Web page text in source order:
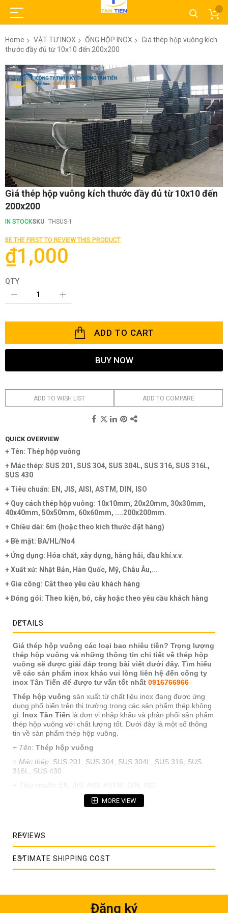
Home VẬT TƯ INOX ỐNG HỘP INOX
Giá thép hộp vuông kích
thước đầy đủ từ 10x10 đến 200x200
Skip
to
the
end
of
the
images
gallery
Skip
the
of
images
gallery
Giá thép hộp vuông kích thước đầy đủ từ 10x10 đến
200x200
IN STOCKSKU THSUS-1
BE THE FIRST TO REVIEW THIS PRODUCT
₫1,000
QTY
ADD TO CART
BUY NOW
ADD TO WISH LIST ADD TO COMPARE
QUICK OVERVIEW
+ Tên: Thép hộp vuông
+ Mác thép: SUS 201, SUS 304, SUS 304L, SUS 316, SUS 316L,
SUS 430
+ Tiêu chuẩn: EN, JIS, AISI, ASTM, DIN, ISO
+ Quy cách thép hộp vuông: 10x10mm, 20x20mm, 30x30mm,
40x40mm, 50x50mm, 60x60mm, ....200x200mm.
+ Chiều dài: 6m (hoặc theo kích thước đặt hàng)
+ Bề mặt: BA/HL/No4
+ Ứng dụng: Hóa chất, xây dựng, hàng hải, dầu khí.v.v.
+ Xuất xứ: Nhật Bản, Hàn Quốc, Mỹ, Châu Âu,...
+ Gia công: Cắt theo yêu cầu khách hàng
+ Đóng gói: Theo kiện, bó, cây hoặc theo yêu cầu khách hàng
DETAILS
Giá thép hộp vuông các loại bao nhiêu tiền? Trọng lượng
thép hộp vuông và những thông tin chi tiết về thép hộp
vuông sẽ được giải đáp trong bài viết dưới đây. Tìm hiểu
về các sản phẩm inox khác vui lòng liên hệ đến công ty
inox Tân Tiến để được tư vấn tốt nhất 0916766966
Thép hộp vuông sản xuất từ chất liệu inox đang được ứng
dụng phổ biến trên thị trường trong các sản phẩm thép không
gỉ. Inox Tân Tiến là đơn vị nhập khẩu và phân phối sản phẩm
thép hộp vuông với chất lượng tốt. Dưới đây là một số thông
tin về sản phẩm thép hộp vuông.
+ Tên: Thép hộp vuông
+ Mác thép: SUS 201, SUS 304, SUS 304L, SUS 316, SUS
316L, SUS 430
+ Tiêu chuẩn
: EN, JIS, AISI, ASTM, DIN, ISO
+ Quy cách thép hộp vuông : 10x10mm, 20x20mm, 30x30mm,
40x40mm, 50x50mm, 60x60mm, ....200x200mm.
+ Bề mặt: BA/HL/No4
+ Đóng gói: Theo kiện, bó, cây hoặc theo yêu cầu khách hàng
MORE VIEW
REVIEWS
ESTIMATE SHIPPING COST
Đăng ký